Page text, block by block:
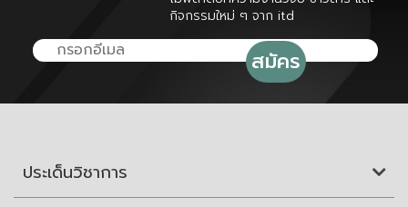
กิจกรรมใหม่ ๆ จาก itd
ประเด็นวิชาการ